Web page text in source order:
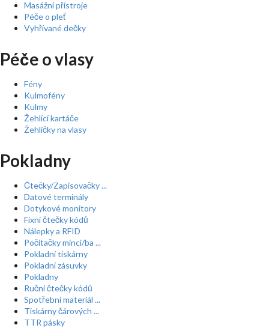
Masážní přístroje
Péče o pleť
Vyhřívané dečky
Péče o vlasy
Fény
Kulmofény
Kulmy
Žehlící kartáče
Žehličky na vlasy
Pokladny
Čtečky/Zapisovačky ...
Datové terminály
Dotykové monitory
Fixní čtečky kódů
Nálepky a RFID
Počítačky mincí/ba ...
Pokladní tiskárny
Pokladní zásuvky
Pokladny
Ruční čtečky kódů
Spotřební materiál ...
Tiskárny čárových ...
TTR pásky